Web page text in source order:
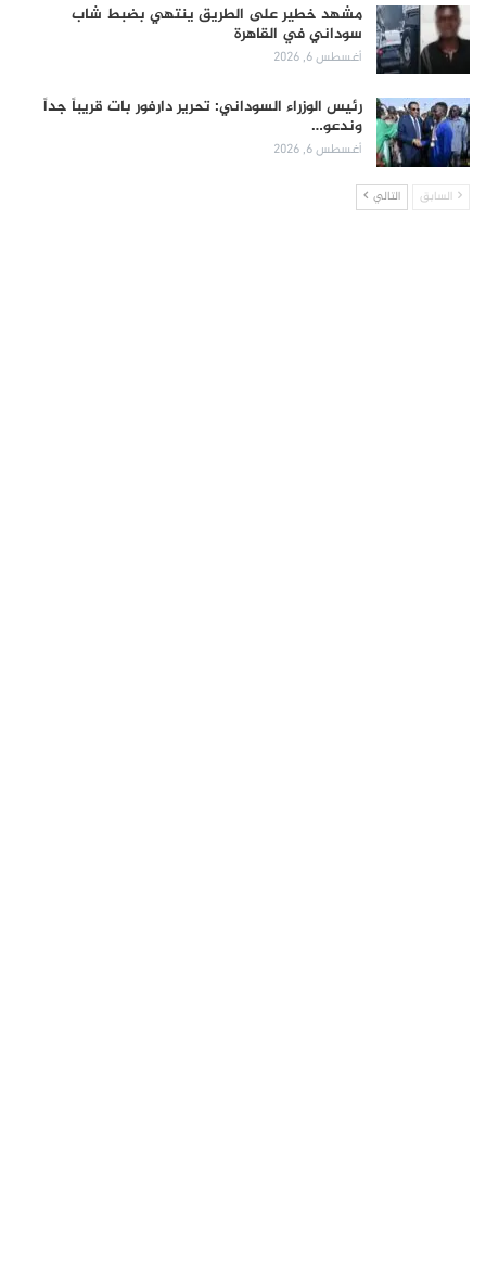
مشهد خطير على الطريق ينتهي بضبط شاب
سوداني في القاهرة
أغسطس 6, 2026
رئيس الوزراء السوداني: تحرير دارفور بات قريباً جداً
وندعو…
أغسطس 6, 2026
السابق التالي